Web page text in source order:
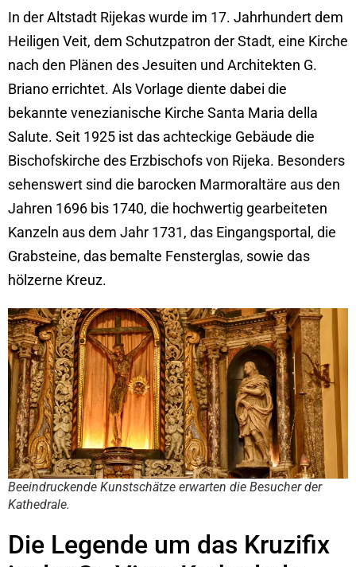
In der Altstadt Rijekas wurde im 17. Jahrhundert dem
Heiligen Veit, dem Schutzpatron der Stadt, eine Kirche
nach den Plänen des Jesuiten und Architekten G.
Briano errichtet. Als Vorlage diente dabei die
bekannte venezianische Kirche Santa Maria della
Salute. Seit 1925 ist das achteckige Gebäude die
Bischofskirche des Erzbischofs von Rijeka. Besonders
sehenswert sind die barocken Marmoraltäre aus den
Jahren 1696 bis 1740, die hochwertig gearbeiteten
Kanzeln aus dem Jahr 1731, das Eingangsportal, die
Grabsteine, das bemalte Fensterglas, sowie das
hölzerne Kreuz.
Beeindruckende Kunstschätze erwarten die Besucher der
Kathedrale.
Die Legende um das Kruzifix